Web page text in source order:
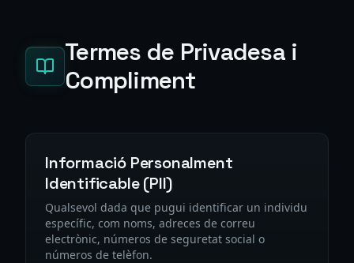
Termes de Privadesa i
Compliment
Informació Personalment
Identificable (PII)
Qualsevol dada que pugui identificar un individu
específic, com noms, adreces de correu
electrònic, números de seguretat social o
números de telèfon.